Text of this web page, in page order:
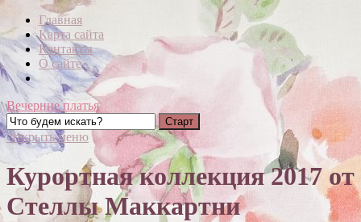
Главная
Карта сайта
Контакты
О сайте
Вечерние платья
Открыть меню
Курортная коллекция 2017 от
Стеллы Маккартни